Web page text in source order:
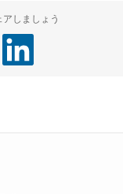
しましょう